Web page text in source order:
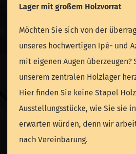
Lager mit großem Holzvorrat
Möchten Sie sich von der
unseres hochwertigen Ipé- und
mit eigenen Augen überzeugen?
unserem zentralen Holzlager
Hier finden Sie keine Stapel
Ausstellungsstücke, wie Sie sie
erwarten würden, denn wir
nach Vereinbarung.